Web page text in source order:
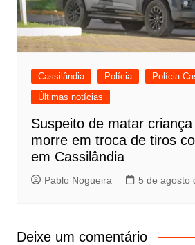
Cassilândia Polícia
Polícia
Últimas notícias
Suspeito de matar
morre em troca de tiros
em Cassilândia
Pablo Nogueira 5 de agosto
Deixe um comentário